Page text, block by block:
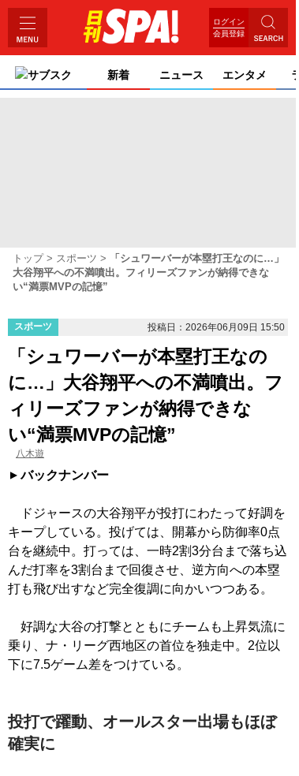
ログイン
会員登録
サブスク 新着 ニュース エンタメ
トップ スポーツ
「シュワーバーが本塁打王なのに…」
大谷翔平への不満噴出。フィリーズファンが納得できな
い“満票MVPの記憶”
スポーツ 投稿日：2026年06月09日 15:50
「シュワーバーが本塁打王なの
に…」大谷翔平への不満噴出。フ
ィリーズファンが納得できな
い“満票MVPの記憶”
八木遊
バックナンバー
ドジャースの大谷翔平が投打にわたって好調を
キープしている。投げては、開幕から防御率0点
台を継続中。打っては、一時2割3分台まで落ち込
んだ打率を3割台まで回復させ、逆方向への本塁
打も飛び出すなど完全復調に向かいつつある。
好調な大谷の打撃とともにチームも上昇気流に
乗り、ナ・リーグ西地区の首位を独走中。2位以
下に7.5ゲーム差をつけている。
投打で躍動、オールスター出場もほぼ
確実に